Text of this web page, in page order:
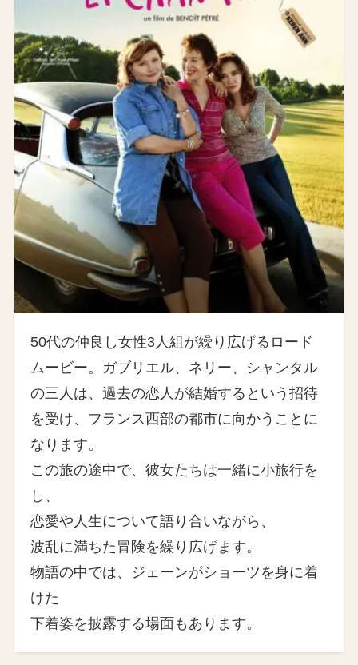
50代の仲良し女性3人組が繰り広げるロード
ムービー。ガブリエル、ネリー、シャンタル
の三人は、過去の恋人が結婚するという招待
を受け、フランス西部の都市に向かうことに
なります。
この旅の途中で、彼女たちは一緒に小旅行を
し、
恋愛や人生について語り合いながら、
波乱に満ちた冒険を繰り広げます。
物語の中では、ジェーンがショーツを身に着
けた
下着姿を披露する場面もあります。